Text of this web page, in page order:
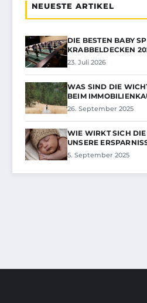
NEUESTE ARTIKEL
DIE BESTEN BABY
KRABBELDECKEN
23. Juli 2026
WAS SIND DIE
BEIM
26. September 2025
WIE WIRKT SICH
UNSERE
5. September 2025